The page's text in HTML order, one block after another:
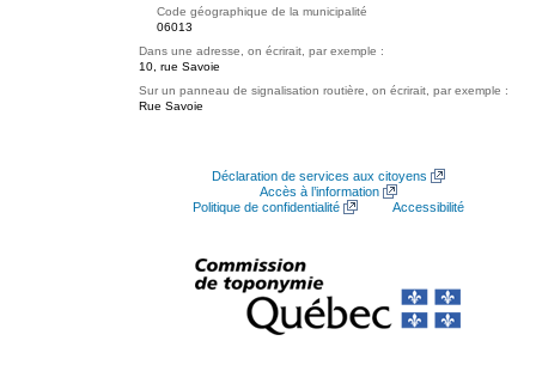
Code géographique de la municipalité
06013
Dans une adresse, on écrirait, par exemple :
10, rue Savoie
Sur un panneau de signalisation routière, on écrirait, par exemple :
Rue Savoie
Déclaration de services aux citoyens
Accès à l’information
Politique de confidentialité
Accessibilité